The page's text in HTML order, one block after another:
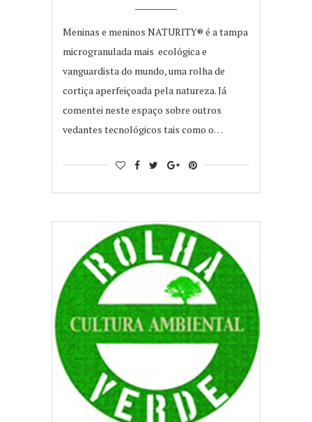
Meninas e meninos NATURITY® é a tampa
microgranulada mais ecológica e
vanguardista do mundo, uma rolha de
cortiça aperfeiçoada pela natureza. Já
comentei neste espaço sobre outros
vedantes tecnológicos tais como o…